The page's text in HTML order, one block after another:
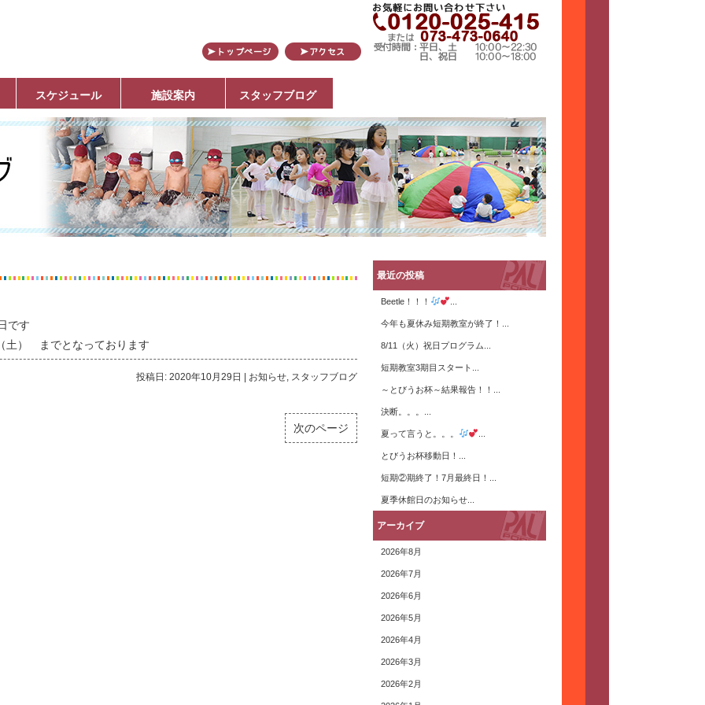
スケジュール 施設案内 スタッフブログ
です
土） までとなっております
投稿日: 2020年10月29日 お知らせ, スタッフブログ
次のページ
最近の投稿
Beetle！！！
今年も夏休み短期教室が終了！...
8/11（火）祝日プログラム...
短期教室3期目スタート...
～とびうお杯～結果報告！！...
決断。。。...
夏って言うと。。。
とびうお杯移動日！...
短期②期終了！7月最終日！...
夏季休館日のお知らせ...
アーカイブ
2026年8月
2026年7月
2026年6月
2026年5月
2026年4月
2026年3月
2026年2月